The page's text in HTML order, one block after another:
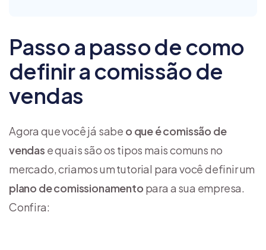
Passo a passo de como
definir a comissão de
vendas
Agora que você já sabe o que é comissão de
vendas e quais são os tipos mais comuns no
mercado, criamos um tutorial para você definir um
plano de comissionamento para a sua empresa.
Confira: